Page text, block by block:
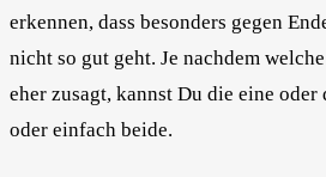
erkennen, dass besonders gegen
nicht so gut geht. Je nachdem
eher zusagt, kannst Du die eine oder
oder einfach beide.